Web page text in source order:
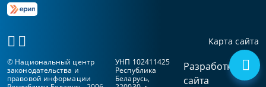
Карта сайта
© Национальный центр
законодательства и
правовой информации
УНП 102411425
Республика
Беларусь,
Разработка
сайта